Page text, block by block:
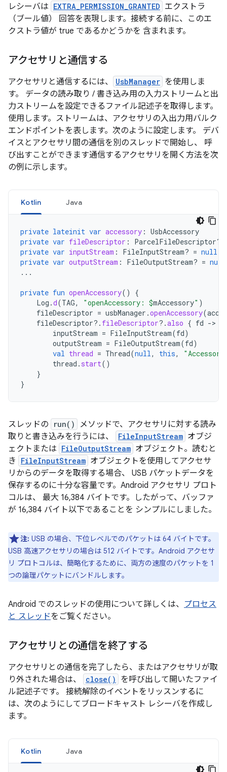
レシーバは EXTRA_PERMISSION_GRANTED エクストラ
（ブール値） 回答を表現します。接続する前に、このエ
クストラ値が true であるかどうかを 含まれます。
アクセサリと通信する
アクセサリと通信するには、 UsbManager を使用しま
す。 データの読み取り / 書き込み用の入力ストリームと出
力ストリームを設定できるファイル記述子を取得します。
使用します。ストリームは、アクセサリの入出力用バルク
エンドポイントを表します。次のように設定します。 デバ
イスとアクセサリ間の通信を別のスレッドで開始し、 呼
び出すことができます通信するアクセサリを開く方法を次
の例に示します。
Kotlin Java
private lateinit var accessory : UsbAccessory
private var fileDescriptor : ParcelFileDescriptor?
private var inputStream : FileInputStream? = null
private var outputStream : FileOutputStream? = null
...
private fun openAccessory()
{
Log .d(TAG, "openAccessory: $mAccessory" )
fileDescriptor = usbManager .openAccessory(
fileDescriptor?. fileDescriptor?.also { fd -
inputStream = FileInputStream(fd)
outputStream = FileOutputStream(fd)
val thread = Thread(null, this,
thread . start()
}
}
スレッドの run()
メソッドで、アクセサリに対する読み
取りと書き込みを行うには、
FileInputStream オブジ
ェクトまたは FileOutputStream オブジェクト。読むと
き
FileInputStream オブジェクトを使用してアクセサ
リからのデータを取得する場合、 USB パケットデータを
保存するのに十分な容量です。Android アクセサリ プロト
コルは、 最大 16,384 バイトです。したがって、バッファ
が 16,384 バイト以下であることを シンプルにしました。
注: USB の場合、下位レベルでのパケットは 64 バイトです。
USB 高速アクセサリの場合は 512 バイトです。Android アクセサ
リ プロトコルは、簡略化するために、両方の速度のパケットを 1
つの論理パケットにバンドルします。
Android でのスレッドの使用について詳しくは、 プロセス
と スレッドをご覧ください。
アクセサリとの通信を終了する
アクセサリとの通信を完了したら、またはアクセサリが取
り外された場合は、
close()
を呼び出して開いたファイ
ル記述子です。 接続解除のイベントをリッスンするに
は、次のようにしてブロードキャスト レシーバを作成し
ます。
Kotlin Java